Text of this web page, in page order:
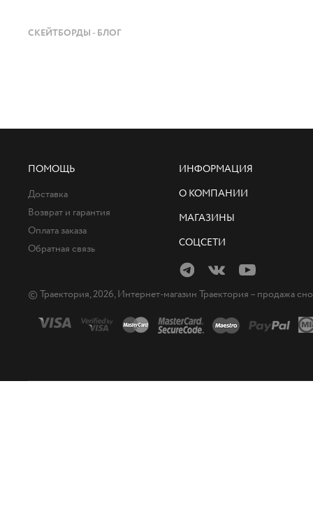
СКЕЙТБОРДЫ - БЛОГ
ПОМОЩЬ
Доставка
Возврат и гарантия
Оплата заказа
Обратная связь
ИНФОРМАЦИЯ
О КОМПАНИИ
МАГАЗИНЫ
СОЦСЕТИ
© Траектория, 2026, Интернет-магазин Траектория – продажа